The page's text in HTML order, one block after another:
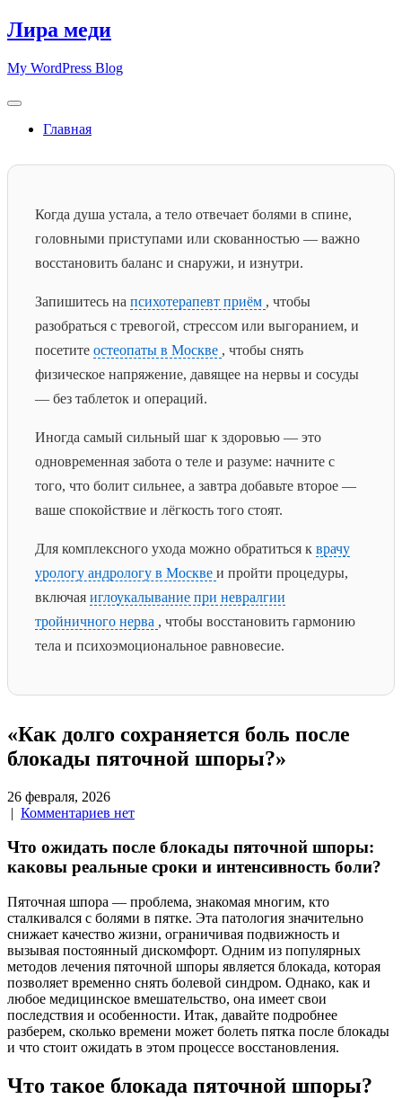
Skip
to
Лира меди
My WordPress Blog
Главная
Когда душа устала, а тело отвечает болями в спине,
головными приступами или скованностью — важно
восстановить баланс и снаружи, и изнутри.
Запишитесь на психотерапевт приём , чтобы
разобраться с тревогой, стрессом или выгоранием, и
посетите остеопаты в Москве , чтобы снять
физическое напряжение, давящее на нервы и сосуды
— без таблеток и операций.
Иногда самый сильный шаг к здоровью — это
одновременная забота о теле и разуме: начните с
того, что болит сильнее, а завтра добавьте второе —
ваше спокойствие и лёгкость того стоят.
Для комплексного ухода можно обратиться к врачу
урологу андрологу в Москве и пройти процедуры,
включая иглоукалывание при невралгии
тройничного нерва , чтобы восстановить гармонию
тела и психоэмоциональное равновесие.
«Как долго сохраняется боль после
блокады пяточной шпоры?»
26 февраля, 2026
| Комментариев нет
Что ожидать после блокады пяточной шпоры:
каковы реальные сроки и интенсивность боли?
Пяточная шпора — проблема, знакомая многим, кто
сталкивался с болями в пятке. Эта патология значительно
снижает качество жизни, ограничивая подвижность и
вызывая постоянный дискомфорт. Одним из популярных
методов лечения пяточной шпоры является блокада, которая
позволяет временно снять болевой синдром. Однако, как и
любое медицинское вмешательство, она имеет свои
последствия и особенности. Итак, давайте подробнее
разберем, сколько времени может болеть пятка после блокады
и что стоит ожидать в этом процессе восстановления.
Что такое блокада пяточной шпоры?